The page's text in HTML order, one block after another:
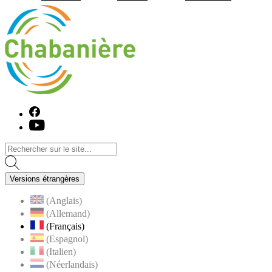
Facebook
Youtube
Versions étrangères
(Anglais)
(Allemand)
(Français)
(Espagnol)
(Italien)
(Néerlandais)